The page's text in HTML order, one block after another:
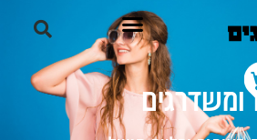
ומשדרגים